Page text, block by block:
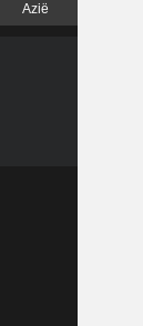
Azië